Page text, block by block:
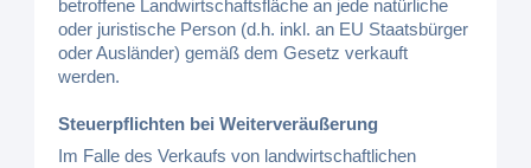
betroffene Landwirtschaftsfläche an jede natürliche
oder juristische Person (d.h. inkl. an EU Staatsbürger
oder Ausländer) gemäß dem Gesetz verkauft
werden.
Steuerpflichten bei Weiterveräußerung
Im Falle des Verkaufs von landwirtschaftlichen